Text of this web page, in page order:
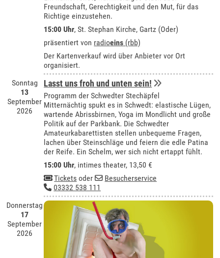
Freundschaft, Gerechtigkeit und den Mut, für das
Richtige einzustehen.
15:00 Uhr, St. Stephan Kirche, Gartz (Oder)
präsentiert von radioeins (rbb)
Der Kartenverkauf wird über Anbieter vor Ort
organisiert.
Sonntag
13
September
2026
Lasst uns froh und unten sein!
Programm der Schwedter Stechäpfel
Mitternächtig spukt es in Schwedt: elastische Lügen,
wartende Abrissbirnen, Yoga im Mondlicht und große
Politik auf der Parkbank. Die Schwedter
Amateurkabarettisten stellen unbequeme Fragen,
lachen über Steinschläge und feiern die edle Patina
der Reife. Ein Schelm, wer sich nicht ertappt fühlt.
15:00 Uhr, intimes theater, 13,50 €
Tickets oder
Besucherservice
03332 538 111
Donnerstag
17
September
2026